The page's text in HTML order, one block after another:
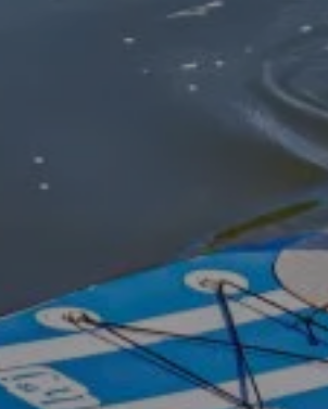
NUESTRO ALOJAMIENTO